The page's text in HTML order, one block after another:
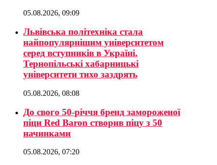
05.08.2026, 09:09
Львівська політехніка стала
найпопулярнішим університетом
серед вступників в Україні.
Тернопільські хабарницькі
університети тихо заздрять
05.08.2026, 08:08
До свого 50-річчя бренд замороженої
піци Red Baron створив піцу з 50
начинками
05.08.2026, 07:20